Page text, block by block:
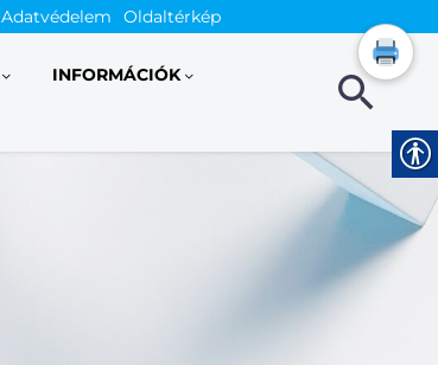
Adatvédelem Oldaltérkép
INFORMÁCIÓK